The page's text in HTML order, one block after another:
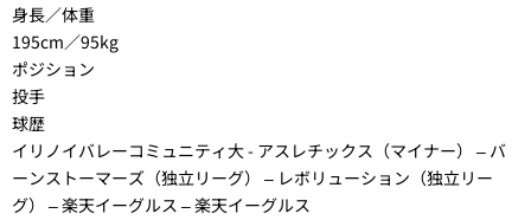
身長／体重
195cm／95kg
ポジション
投手
球歴
イリノイバレーコミュニティ大 - アスレチックス（マイナー） – バ
ーンストーマーズ（独立リーグ） – レボリューション（独立リー
グ） – 楽天イーグルス – 楽天イーグルス